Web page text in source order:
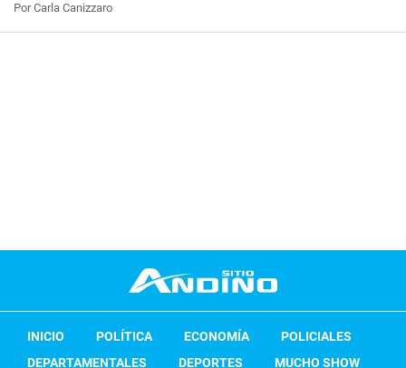
Por Carla Canizzaro
INICIO POLÍTICA ECONOMÍA
POLICIALES
DEPARTAMENTALES
DEPORTES MUCHO SHOW